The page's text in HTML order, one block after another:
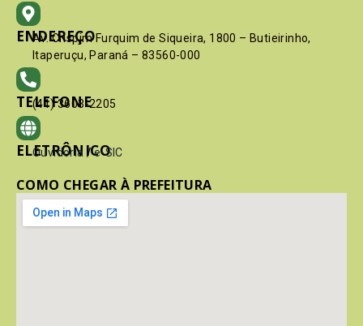
ENDEREÇO
Av. Crispim Furquim de Siqueira, 1800 – Butieirinho,
Itaperuçu, Paraná – 83560-000
TELEFONE
(41) 3603-2205
ELETRÔNICO
Ouvidoria / e-SIC
COMO CHEGAR À PREFEITURA